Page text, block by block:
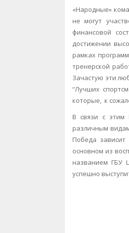
«Народные»
не могут
финансовой
достижении
рамках
тренерской
Зачастую эти
“Лучших
которые, к
В связи с этим
различным
Победа
основном из
названием ГБУ
успешно